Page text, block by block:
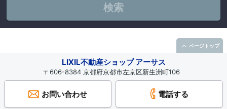
検索
LIXIL不動産ショップ アーサス
〒606-8384 京都府京都市左京区新生洲町106
お問い合わせ 電話する
ページトップ